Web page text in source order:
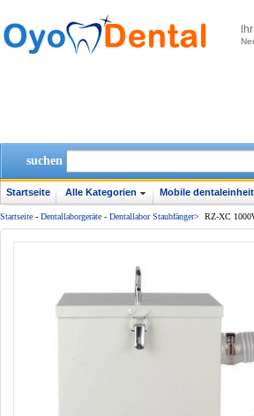
suchen
Startseite Alle Kategorien Mobile dentaleinheit
Startseite - Dentallaborgeräte - Dentallabor Staubfänger> RZ-XC